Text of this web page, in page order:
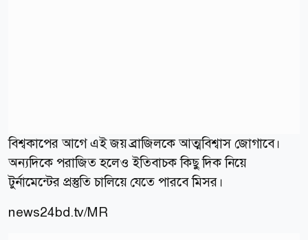
বিশ্বকাপের আগে এই জয় ব্রাজিলকে আত্মবিশ্বাস জোগাবে।
অন্যদিকে পরাজিত হলেও ইতিবাচক কিছু দিক নিয়ে
টুর্নামেন্টের প্রস্তুতি চালিয়ে যেতে পারবে মিসর।
news24bd.tv/MR